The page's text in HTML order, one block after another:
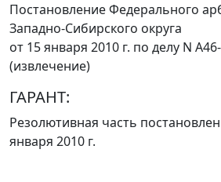
Постановление Федерального
Западно-Сибирского округа
от 15 января 2010 г. по делу N
(извлечение)
ГАРАНТ:
Резолютивная часть
января 2010 г.